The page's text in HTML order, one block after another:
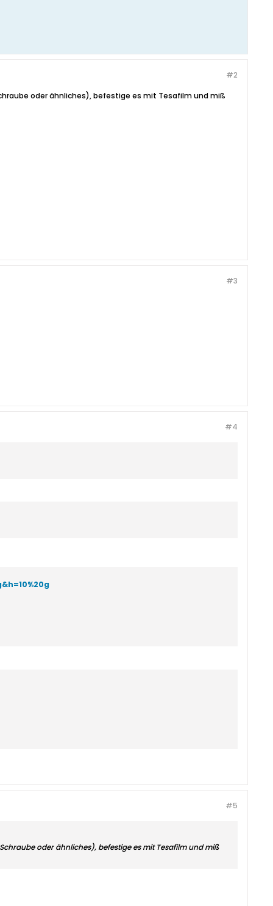
#2
oder ähnliches), befestige es mit Tesafilm und miß
#3
#4
#5
oder ähnliches), befestige es mit Tesafilm und miß